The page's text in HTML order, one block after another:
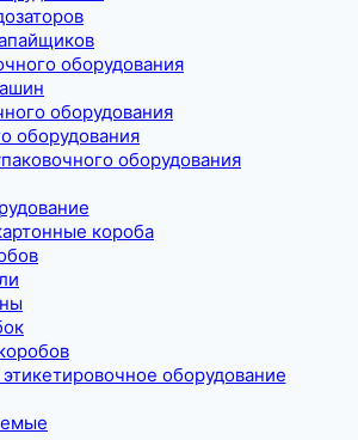
оборудования
оборудования
оборудования
оборудования
короба
оборудование